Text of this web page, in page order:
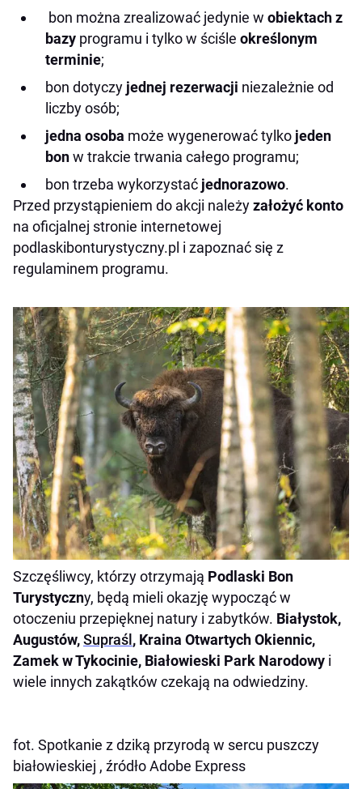
bon można zrealizować jedynie w obiektach z
bazy programu i tylko w ściśle określonym
terminie;
bon dotyczy jednej rezerwacji niezależnie od
liczby osób;
jedna osoba może wygenerować tylko jeden
bonw trakcie trwania całego programu;
bon trzeba wykorzystać jednorazowo.
Przed przystąpieniem do akcji należyzałożyć konto
na oficjalnej stronie internetowej
podlaskibonturystyczny.pl i zapoznać się z
regulaminem programu.
Szczęśliwcy, którzy otrzymają Podlaski Bon
Turystyczny, będą mieli okazję wypocząć w
otoczeniu przepięknej natury i zabytków. Białystok,
Augustów,Supraśl , Kraina Otwartych Okiennic,
Zamek w Tykocinie, Białowieski Park Narodowy i
wiele innych zakątków czekają na odwiedziny.
fot. Spotkanie z dziką przyrodą w sercu puszczy
białowieskiej , źródło Adobe Express